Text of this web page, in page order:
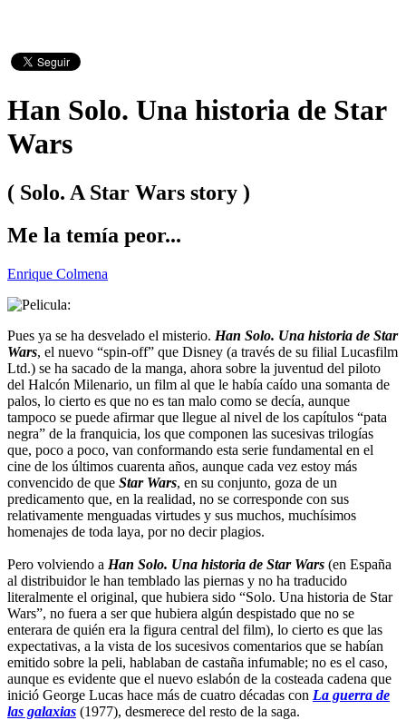
Han Solo. Una historia de Star
Wars
( Solo. A Star Wars story )
Me la temía peor...
Enrique Colmena
Pues ya se ha desvelado el misterio. Han Solo. Una historia de Star
Wars, el nuevo “spin-off” que Disney (a través de su filial Lucasfilm
Ltd.) se ha sacado de la manga, ahora sobre la juventud del piloto
del Halcón Milenario, un film al que le había caído una somanta de
palos, lo cierto es que no es tan malo como se decía, aunque
tampoco se puede afirmar que llegue al nivel de los capítulos “pata
negra” de la franquicia, los que componen las sucesivas trilogías
que, poco a poco, van conformando esta serie fundamental en el
cine de los últimos cuarenta años, aunque cada vez estoy más
convencido de que Star Wars, en su conjunto, goza de un
predicamento que, en la realidad, no se corresponde con sus
relativamente menguadas virtudes y sus muchos, muchísimos
homenajes de toda laya, por no decir plagios.
Pero volviendo a Han Solo. Una historia de Star Wars (en España
al distribuidor le han temblado las piernas y no ha traducido
literalmente el original, que hubiera sido “Solo. Una historia de Star
Wars”, no fuera a ser que hubiera algún despistado que no se
enterara de quién era la figura central del film), lo cierto es que las
expectativas, a la vista de los sucesivos comentarios que se habían
emitido sobre la peli, hablaban de castaña infumable; no es el caso,
aunque es evidente que el nuevo eslabón de la costeada cadena que
inició George Lucas hace más de cuatro décadas con La guerra de
las galaxias (1977), desmerece del resto de la saga.